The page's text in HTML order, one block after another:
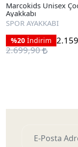
Marcokids Unisex
Ayakkabı
SPOR AYAKKABI
%20 İndirim
2.699,90